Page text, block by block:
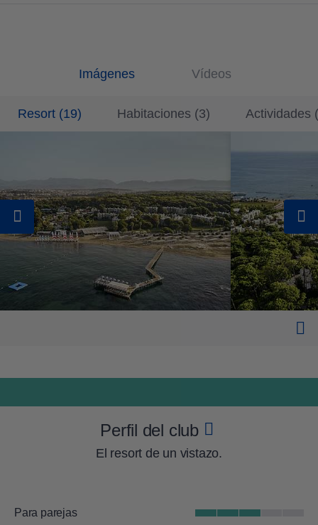
Imágenes Vídeos
Resort (19) Habitaciones (3) Actividades (
Perfil del club
El resort de un vistazo.
Para parejas